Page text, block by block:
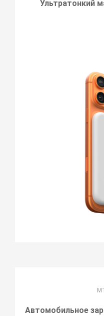
Ультратонкий
Автомобильное